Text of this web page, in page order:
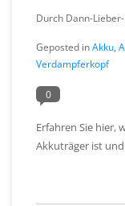
Durch Dann-
Geposted inAkku,
Verdampferkopf
0
Erfahren Sie hier,
Akkuträger ist